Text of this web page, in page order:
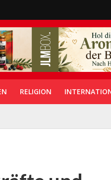
RELIGION